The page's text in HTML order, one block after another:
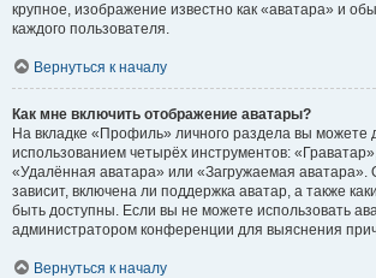
крупное, изображение известно как «аватара» и
каждого пользователя.
Вернуться к началу
Как мне включить отображение аватары?
На вкладке «Профиль» личного раздела вы можете
использованием четырёх инструментов:
«Удалённая аватара» или «Загружаемая аватара».
зависит, включена ли поддержка аватар, а также
быть доступны. Если вы не можете использовать
администратором конференции для выяснения
Вернуться к началу